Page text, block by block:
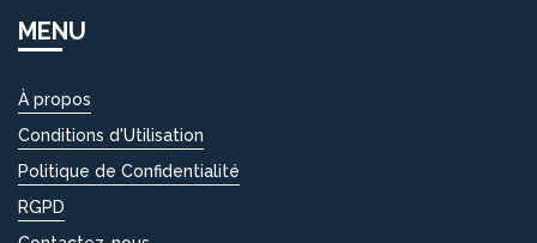
MENU
À propos
Conditions d'Utilisation
Politique de Confidentialité
RGPD